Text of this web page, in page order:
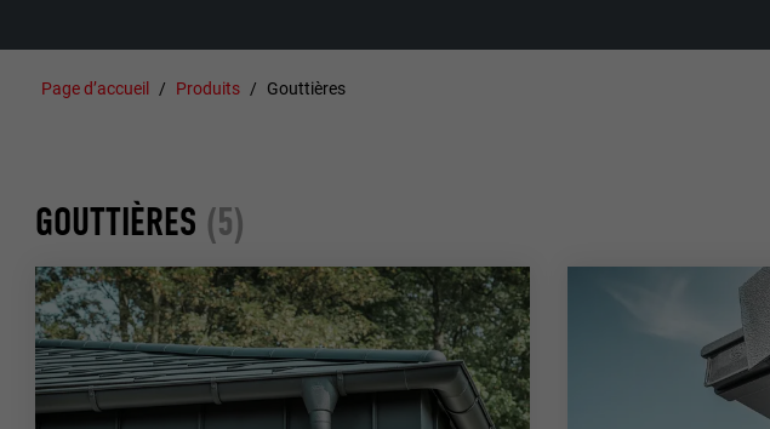
Page d’accueil Produits Gouttières
GOUTTIÈRES (5)